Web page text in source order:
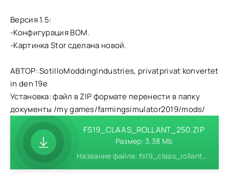
Версия 1.5:
-Конфигурация ВОМ.
-Картинка Stor сделана новой.
АВТОР: SotilloModdingIndustries, privatprivat konvertet
in den 19e
Установка: файл в ZIP формате перенести в папку
документы /my games/farmingsimulator2019/mods/
FS19_CLAAS_ROLLANT_250.ZIP
Размер: 3.38 Mb
Название файла: fs19_claas_rollant_250.zip